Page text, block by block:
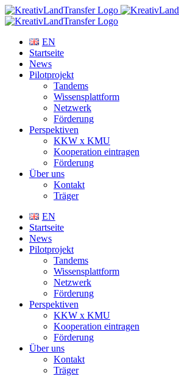
Zum
Inhalt
EN
Startseite
News
Pilotprojekt
Tandems
Wissensplattform
Netzwerk
Förderung
Perspektiven
KKW x KMU
Kooperation eintragen
Förderung
Über uns
Kontakt
Träger
EN
Startseite
News
Pilotprojekt
Tandems
Wissensplattform
Netzwerk
Förderung
Perspektiven
KKW x KMU
Kooperation eintragen
Förderung
Über uns
Kontakt
Träger